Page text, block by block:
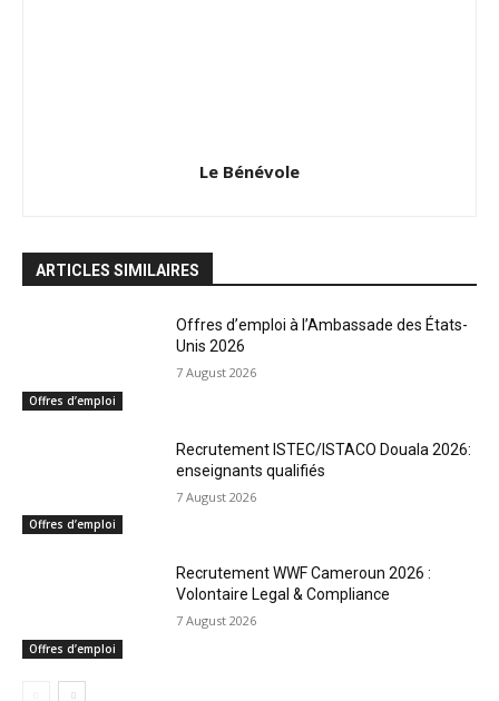
Le Bénévole
ARTICLES SIMILAIRES
Offres d’emploi
Offres d’emploi à l’Ambassade des États-
Unis 2026
7 August 2026
Offres d’emploi
Recrutement ISTEC/ISTACO Douala 2026:
enseignants qualifiés
7 August 2026
Offres d’emploi
Recrutement WWF Cameroun 2026 :
Volontaire Legal & Compliance
7 August 2026